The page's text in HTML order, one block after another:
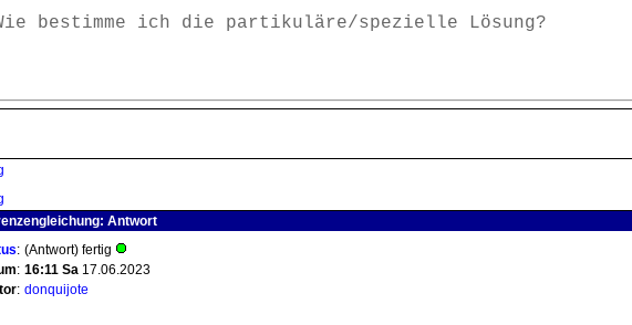
bestimme ich die partikuläre/spezielle Lösung?
Antwort
: (Antwort) fertig
: 16:11 Sa 17.06.2023
: donquijote